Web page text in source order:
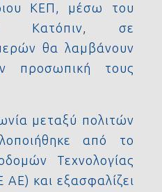
ΚΕΠ, μέσω του
Κατόπιν, σε
θα λαμβάνουν
προσωπική τους
μεταξύ πολιτών
από το
Τεχνολογίας
και εξασφαλίζει